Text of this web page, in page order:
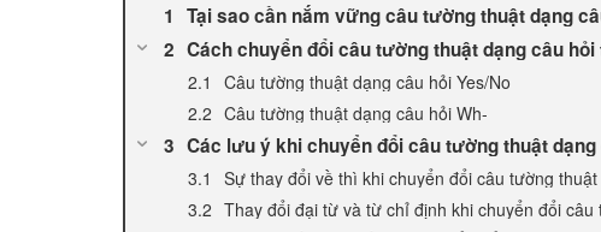
Tại sao cần nắm vững câu tường thuật dạng
Cách chuyển đổi câu tường thuật dạng câu
Câu tường thuật dạng câu hỏi Yes/No
Câu tường thuật dạng câu hỏi Wh-
Các lưu ý khi chuyển đổi câu tường thuật
Sự thay đổi về thì khi chuyển đổi câu tường
Thay đổi đại từ và từ chỉ định khi chuyển đổi